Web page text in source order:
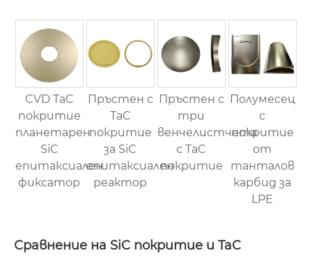
CVD TaC
покритие
планетарен
SiC
епитаксиален
фиксатор
Пръстен с
TaC
покритие
за SiC
епитаксиален
реактор
Пръстен с
три
венчелистчета
с TaC
покритие
Полумесец
с
покритие
от
танталов
карбид за
LPE
Сравнение на SiC покритие и TaC